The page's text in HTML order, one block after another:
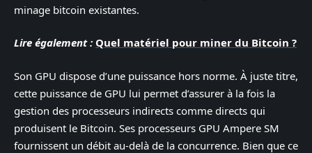
minage bitcoin existantes.
Lire également : Quel matériel pour miner du Bitcoin ?
Son GPU dispose d’une puissance hors norme. À juste titre,
cette puissance de GPU lui permet d’assurer à la fois la
gestion des processeurs indirects comme directs qui
produisent le Bitcoin. Ses processeurs GPU Ampere SM
fournissent un débit au-delà de la concurrence. Bien que ce